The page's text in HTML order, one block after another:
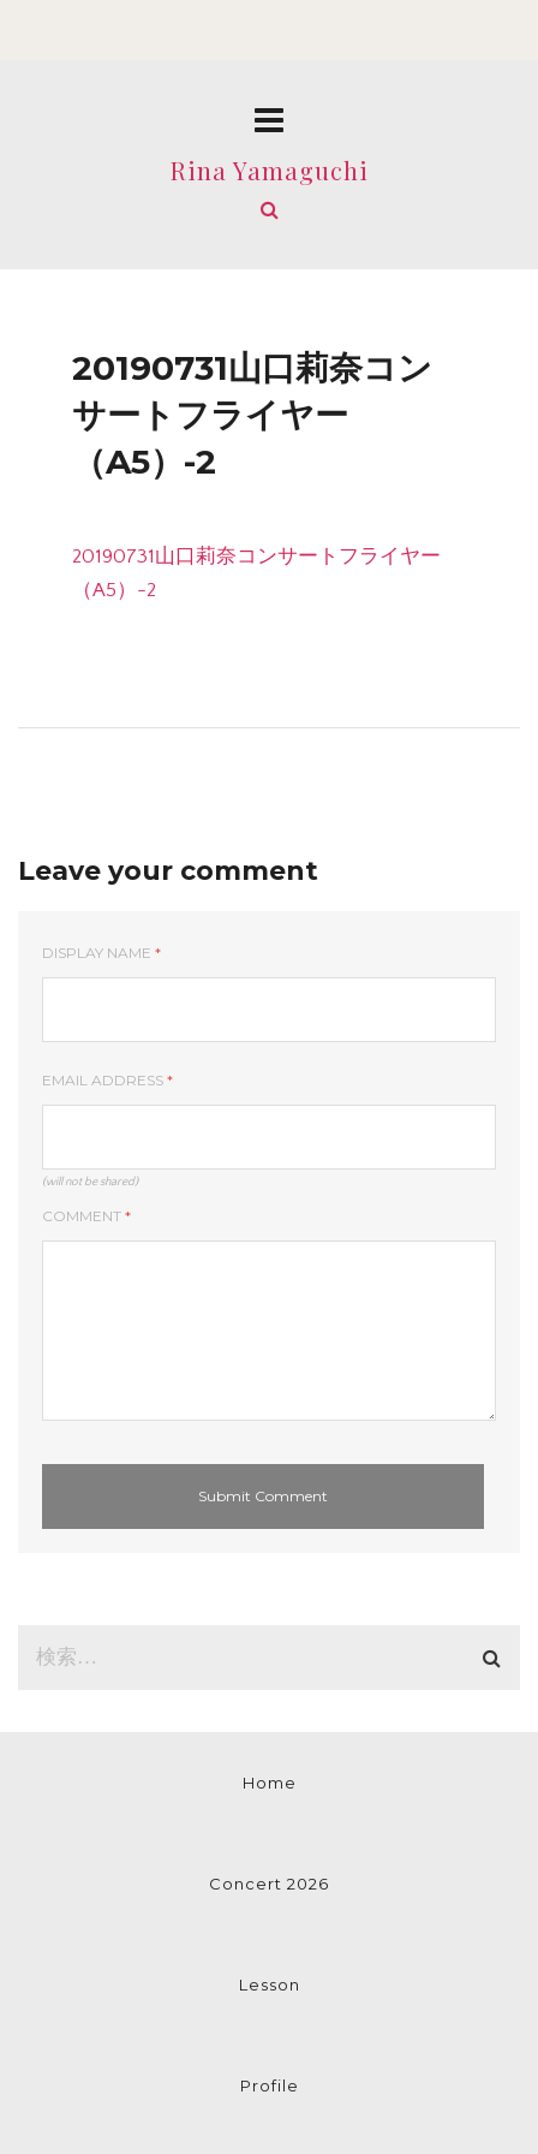
Rina Yamaguchi
20190731山口莉奈コン
サートフライヤー
（A5）-2
20190731山口莉奈コンサートフライヤー
（A5）-2
Leave your comment
DISPLAY NAME *
EMAIL ADDRESS *
(will not be shared)
COMMENT *
Home
Concert 2026
Lesson
Profile